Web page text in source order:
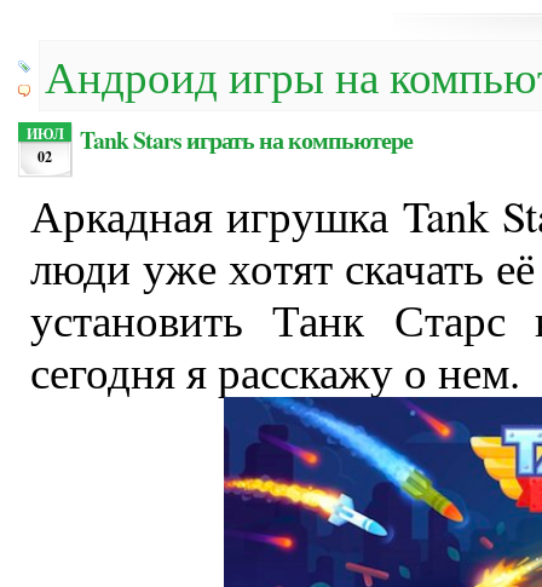
Андроид игры на
ИЮЛ
02
Tank Stars играть на компьютере
Аркадная игрушка Tank
люди уже хотят скачать
установить Танк
сегодня я расскажу о нем.